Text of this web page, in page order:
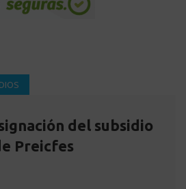
del subsidio
Preicfes